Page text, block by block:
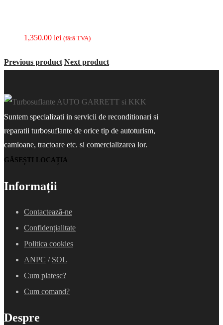
1,350.00 lei (fãrã TVA)
Previous product Next product
Suntem specializati in servicii de reconditionari si
reparatii turbosuflante de orice tip de autoturism,
camioane, tractoare etc. si comercializarea lor.
GĂSEȘTI LOCAȚIA
Informații
Contacteazã-ne
Confidențialitate
Politica cookies
ANPC / SOL
Cum platesc?
Cum comand?
Despre